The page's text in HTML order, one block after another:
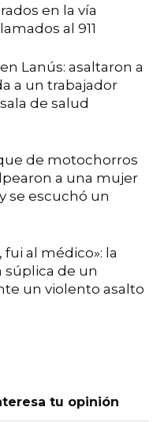
en la vía
al 911
Lanús: asaltaron a
a un trabajador
de salud
de motochorros
a una mujer
se escuchó un
fui al médico»: la
súplica de un
un violento asalto
tu opinión